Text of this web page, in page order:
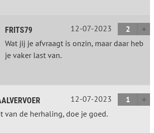
FRITS79 12-07-2023
2
Wat jij je afvraagt is onzin, maar daar heb
je vaker last van.
12-07-2023
1
van de herhaling, doe je goed.